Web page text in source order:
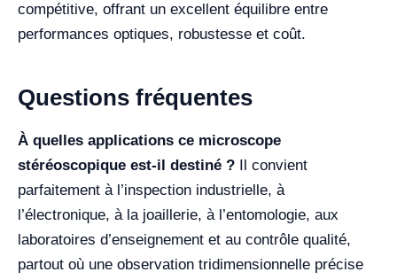
compétitive, offrant un excellent équilibre entre
performances optiques, robustesse et coût.
Questions fréquentes
À quelles applications ce microscope
stéréoscopique est-il destiné ? Il convient
parfaitement à l’inspection industrielle, à
l’électronique, à la joaillerie, à l’entomologie, aux
laboratoires d’enseignement et au contrôle qualité,
partout où une observation tridimensionnelle précise